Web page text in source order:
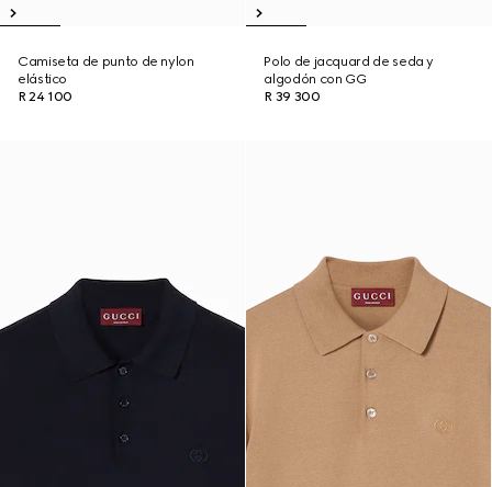
Camiseta de punto de nylon
elástico
R 24 100
Polo de jacquard de seda y
algodón con GG
R 39 300